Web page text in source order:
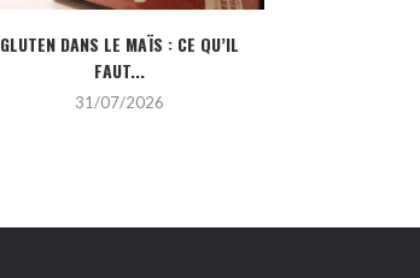
GLUTEN DANS LE MAÏS : CE QU’IL
FAUT...
31/07/2026